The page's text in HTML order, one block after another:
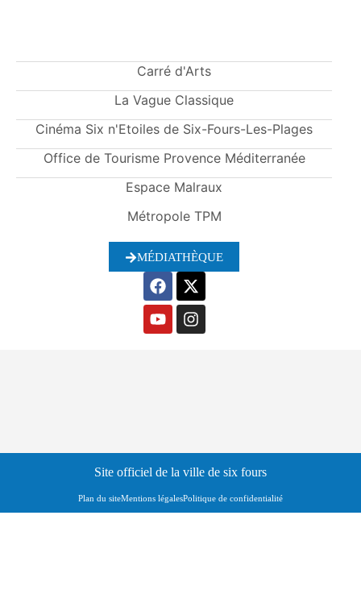
Carré d'Arts
La Vague Classique
Cinéma Six n'Etoiles de Six-Fours-Les-Plages
Office de Tourisme Provence Méditerranée
Espace Malraux
Métropole TPM
MÉDIATHÈQUE
Site officiel de la ville de six fours
Plan du siteMentions légalesPolitique de confidentialité